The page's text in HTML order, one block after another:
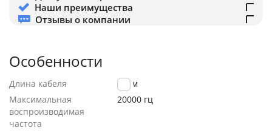
Наши преимущества
Отзывы о компании
Особенности
Длина кабеля
1.2 м
Максимальная
воспроизводимая
частота
20000 гц